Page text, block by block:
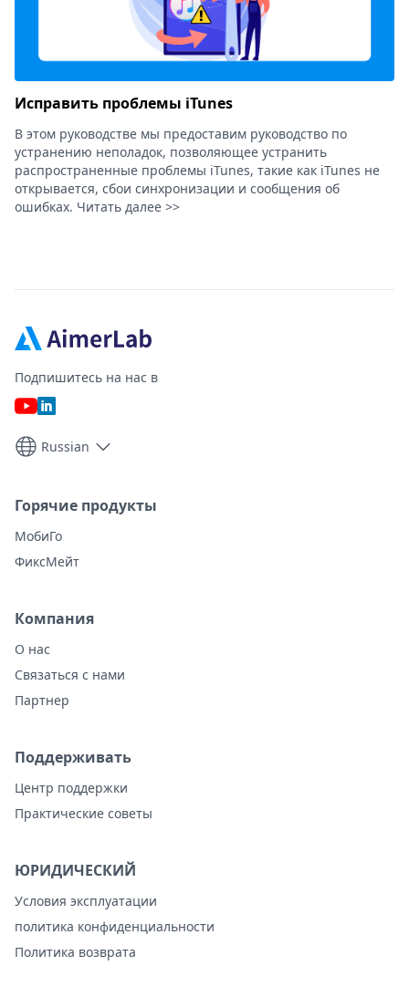
Исправить проблемы iTunes
В этом руководстве мы предоставим руководство по
устранению неполадок, позволяющее устранить
распространенные проблемы iTunes, такие как iTunes не
открывается, сбои синхронизации и сообщения об
ошибках. Читать далее >>
Подпишитесь на нас в
Russian
Горячие продукты
МобиГо
ФиксМейт
Компания
О нас
Связаться с нами
Партнер
Поддерживать
Центр поддержки
Практические советы
ЮРИДИЧЕСКИЙ
Условия эксплуатации
политика конфиденциальности
Политика возврата